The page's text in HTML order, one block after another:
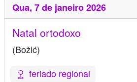
Qua, 7 de janeiro 2026
Natal ortodoxo
(Božić)
feriado regional